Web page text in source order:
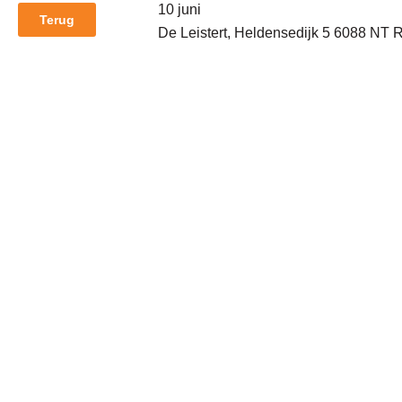
Terug
10 juni
De Leistert, Heldensedijk 5 6088 NT